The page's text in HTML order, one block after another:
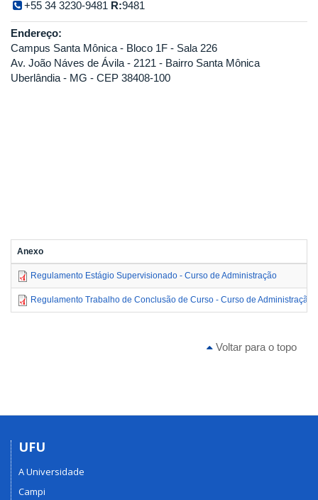
+55 34 3230-9481 R:9481
Endereço:
Campus Santa Mônica - Bloco 1F - Sala 226
Av. João Náves de Ávila - 2121 - Bairro Santa Mônica
Uberlândia - MG - CEP 38408-100
Anexo
Regulamento Estágio Supervisionado - Curso de Administração
Regulamento Trabalho de Conclusão de Curso - Curso de Administração
Voltar para o topo
UFU
A Universidade
Campi